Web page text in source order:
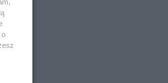
notkę
o